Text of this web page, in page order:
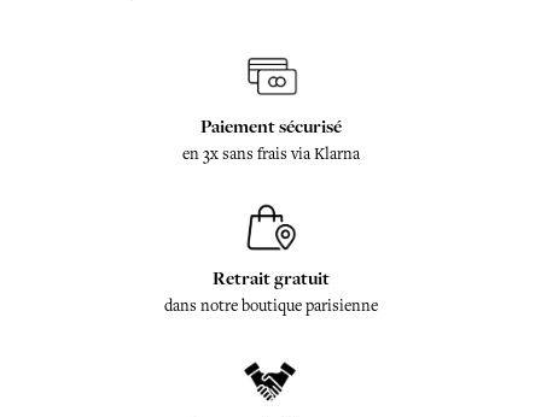
Paiement sécurisé
en 3x sans frais via Klarna
Retrait gratuit
dans notre boutique parisienne